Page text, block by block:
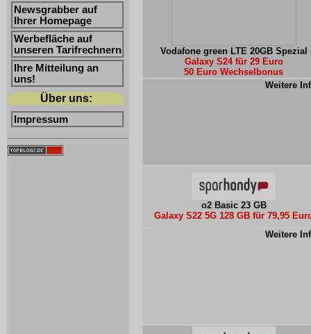
Newsgrabber auf
Ihrer Homepage
Werbefläche auf
unseren Tarifrechnern
Ihre Mitteilung an
uns!
Über uns:
Impressum
Vodafone green LTE 20GB Spezial
Galaxy S24 für 29 Euro
50 Euro Wechselbonus
Weitere
o2 Basic 23 GB
Galaxy S22 5G 128 GB für 79,95
Weitere